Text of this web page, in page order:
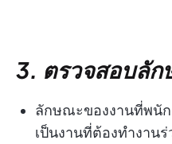
3. ตรวจสอบลั
ลักษณะของงานที่พนั
เป็นงานที่ต้องทำงาน